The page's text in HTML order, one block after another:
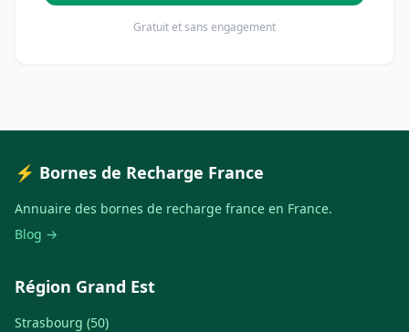
Gratuit et sans engagement
⚡ Bornes de Recharge France
Annuaire des bornes de recharge france en France.
Blog →
Région Grand Est
Strasbourg (50)